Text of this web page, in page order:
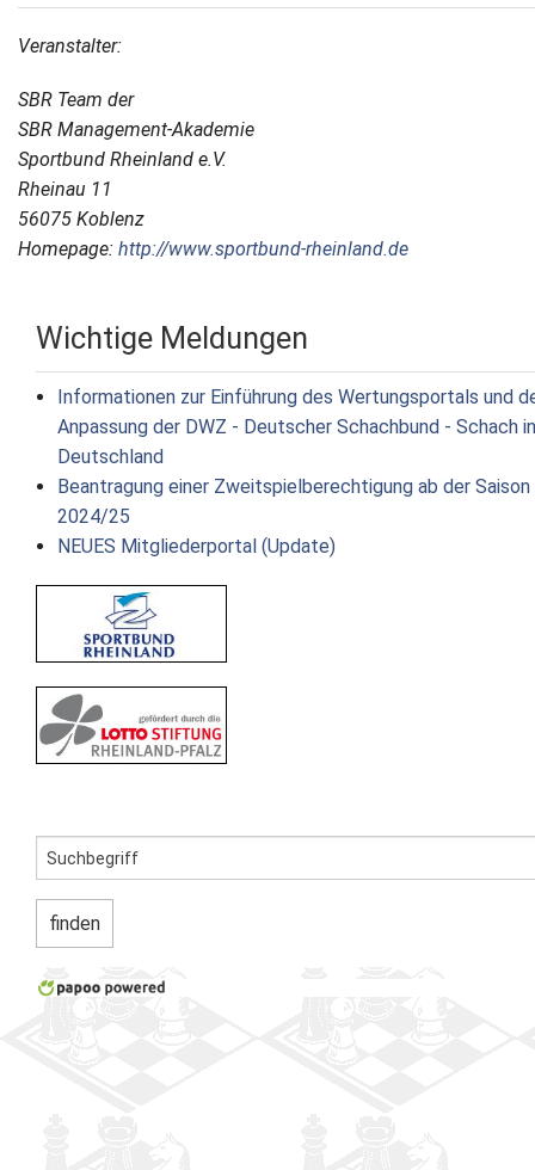
Veranstalter:
SBR Team der
SBR Management-Akademie
Sportbund Rheinland e.V.
Rheinau 11
56075 Koblenz
Homepage: http://www.sportbund-rheinland.de
Wichtige Meldungen
Informationen zur Einführung des Wertungsportals und
Anpassung der DWZ - Deutscher Schachbund - Schach in
Deutschland
Beantragung einer Zweitspielberechtigung ab der Saison
2024/25
NEUES Mitgliederportal (Update)